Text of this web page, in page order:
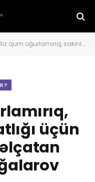
oğurlamırıq, sakinlərin rahatlığı üçün dənizi daha əlçatan edirik” – E.Ağalarov
üçün